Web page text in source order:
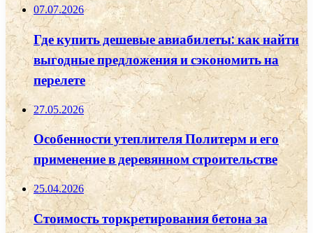
07.07.2026
Где купить дешевые авиабилеты: как найти
выгодные предложения и сэкономить на
перелете
27.05.2026
Особенности утеплителя Политерм и его
применение в деревянном строительстве
25.04.2026
Стоимость торкретирования бетона за